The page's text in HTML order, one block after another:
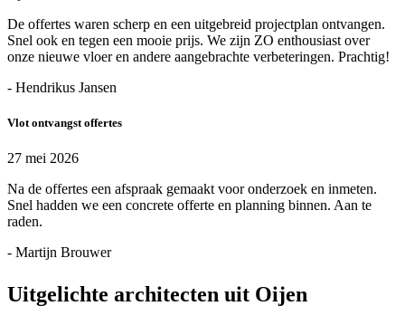
De offertes waren scherp en een uitgebreid projectplan ontvangen.
Snel ook en tegen een mooie prijs. We zijn ZO enthousiast over
onze nieuwe vloer en andere aangebrachte verbeteringen. Prachtig!
- Hendrikus Jansen
Vlot ontvangst offertes
27 mei 2026
Na de offertes een afspraak gemaakt voor onderzoek en inmeten.
Snel hadden we een concrete offerte en planning binnen. Aan te
raden.
- Martijn Brouwer
Uitgelichte architecten uit Oijen